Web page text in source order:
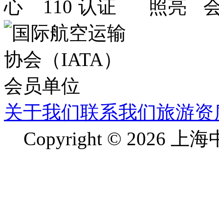
关于我们联系我们旅游资
Copyright © 2026 上海